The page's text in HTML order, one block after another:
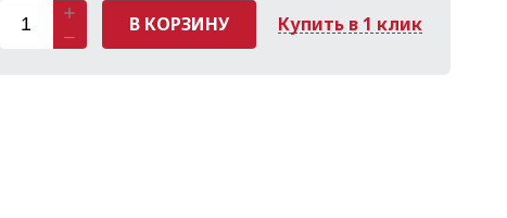
В КОРЗИНУ Купить в 1 клик